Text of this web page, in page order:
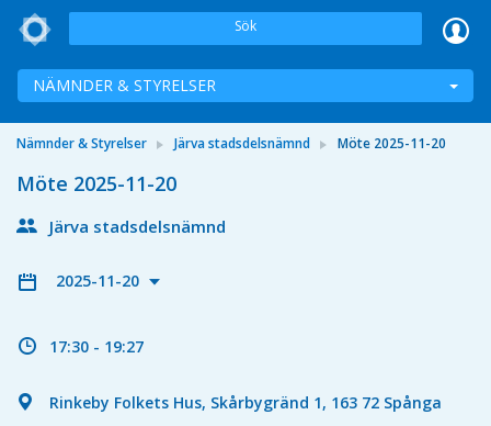
Sök
NÄMNDER & STYRELSER
Nämnder & Styrelser Järva stadsdelsnämnd Möte 2025-11-20
Möte 2025-11-20
Järva stadsdelsnämnd
2025-11-20
17:30 - 19:27
Rinkeby Folkets Hus, Skårbygränd 1, 163 72 Spånga